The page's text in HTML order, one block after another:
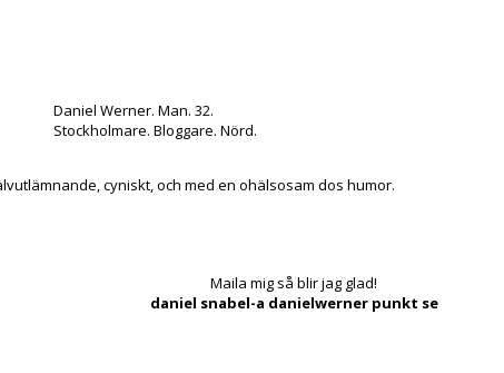
Daniel Werner. Man. 32.
Stockholmare. Bloggare. Nörd.
cyniskt, och med en ohälsosam dos humor.
Maila mig så blir jag glad!
daniel snabel-a danielwerner punkt se